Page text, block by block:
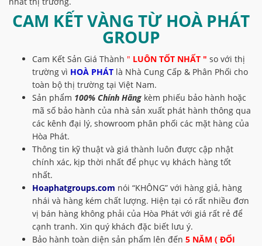
CAM KẾT VÀNG TỪ HOÀ PHÁT
GROUP
Cam Kết Sản Giá Thành " LUÔN TỐT NHẤT " so với thị
trường vì HOÀ PHÁT là Nhà Cung Cấp & Phân Phối cho
toàn bộ thị trường tại Việt Nam.
Sản phẩm 100% Chính Hãng kèm phiếu bảo hành hoặc
mã số bảo hành của nhà sản xuất phát hành thông qua
các kênh đại lý, showroom phân phối các mặt hàng của
Hòa Phát.
Thông tin kỹ thuật và giá thành luôn được cập nhật
chính xác, kịp thời nhất để phục vụ khách hàng tốt
nhất.
Hoaphatgroups.com nói “KHÔNG” với hàng giả, hàng
nhái và hàng kém chất lượng. Hiện tại có rất nhiều đơn
vị bán hàng không phải của Hòa Phát với giá rất rẻ để
cạnh tranh. Xin quý khách đặc biết lưu ý.
Bảo hành toàn diện sản phẩm lên đến 5 NĂM ( ĐỔI